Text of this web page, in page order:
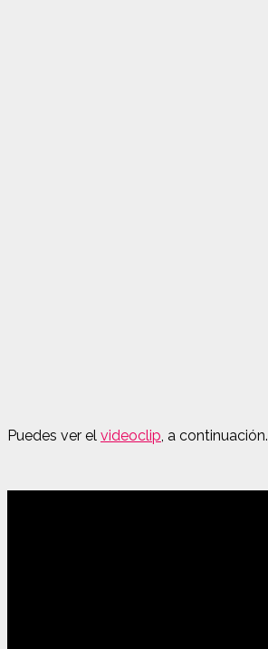
Puedes ver el videoclip, a continuación.